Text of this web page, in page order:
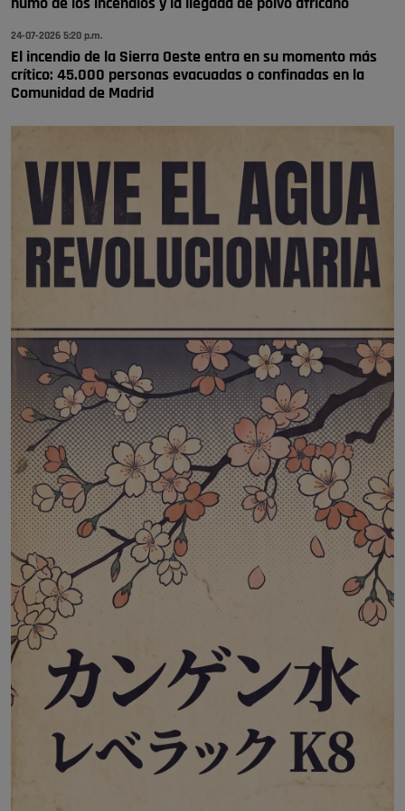
humo de los incendios y la llegada de polvo africano
24-07-2026 5:20 p.m.
El incendio de la Sierra Oeste entra en su momento más
crítico: 45.000 personas evacuadas o confinadas en la
Comunidad de Madrid